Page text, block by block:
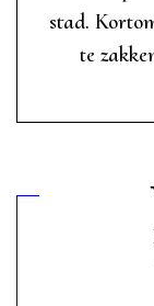
stad.
te